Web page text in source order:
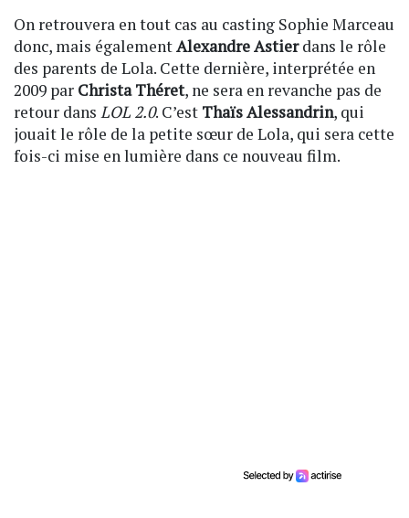
On retrouvera en tout cas au casting Sophie Marceau
donc, mais égalementAlexandre Astierdans le rôle
des parents de Lola. Cette dernière, interprétée en
2009 par Christa Théret, ne sera en revanche pas de
retour dans LOL 2.0. C’est Thaïs Alessandrin, qui
jouait le rôle de la petite sœur de Lola, qui sera cette
fois-ci mise en lumière dans ce nouveau film.